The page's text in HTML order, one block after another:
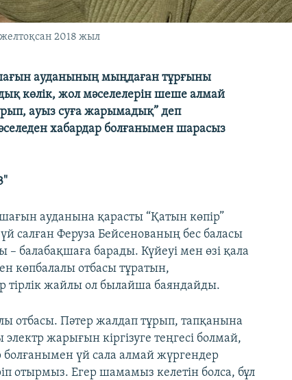
2018 жыл
ауданының мыңдаған тұрғыны
көлік, жол мәселелерін шеше алмай
ауыз суға жарымадық” деп
хабардар болғанымен шарасыз
ауданына қарасты “Қатын көпір”
салған Феруза Бейсенованың бес баласы
– балабақшаға барады. Күйеуі мен өзі қала
көпбалалы отбасы тұратын,
жайлы ол былайша баяндайды.
отбасы. Пәтер жалдап тұрып, тапқанына
жарығын кіргізуге теңгесі болмай,
болғанымен үй сала алмай жүргендер
отырмыз. Егер шамамыз келетін болса, бұл